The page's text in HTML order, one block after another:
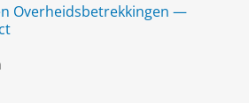
Overheidsbetrekkingen —